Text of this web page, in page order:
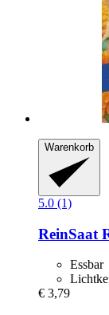
Warenkorb
5.0 (1)
ReinSaat
Essbar
€ 3,79